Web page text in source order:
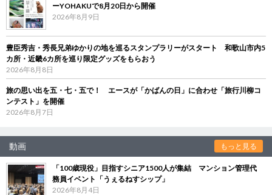
ーYOHAKUで8月20日から開催
2026年8月9日
豊臣秀吉・秀長兄弟ゆかりの地を巡るスタンプラリーがスタート 和歌山市内5
カ所・近畿6カ所を巡り限定グッズをもらおう
2026年8月8日
旅の思い出を五・七・五で！ エースが「かばんの日」に合わせ「旅行川柳コ
ンテスト」を開催
2026年8月7日
動画 もっと見る
「100歳現役」目指すシニア1500人が集結 マンション管理代
務員イベント「うぇるねすシップ」
2026年8月4日